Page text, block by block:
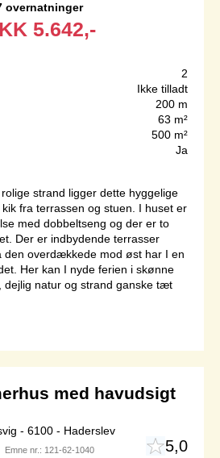
overnatninger
5.642,-
2
Ikke tilladt
200 m
63 m²
500 m²
Ja
strand ligger dette hyggelige
fra terrassen og stuen. I huset er
med dobbeltseng og der er to
Der er indbydende terrasser
den overdækkede mod øst har I en
Her kan I nyde ferien i skønne
dejlig natur og strand ganske tæt
med havudsigt
- 6100 - Haderslev
Emne nr.: 121-62-1040 5,0